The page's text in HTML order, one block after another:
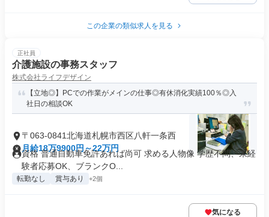
この企業の類似求人を見る
正社員
介護施設の事務スタッフ
株式会社ライフデザイン
【立地◎】PCでの作業がメインの仕事◎有休消化実績100％◎入
社日の相談OK
〒063-0841北海道札幌市西区八軒一条西
月給18万9900円～22万円
資格 普通自動車免許あれば尚可 求める人物像 学歴不問、未経
験者応募OK、ブランクO...
転勤なし 賞与あり +2個
気になる